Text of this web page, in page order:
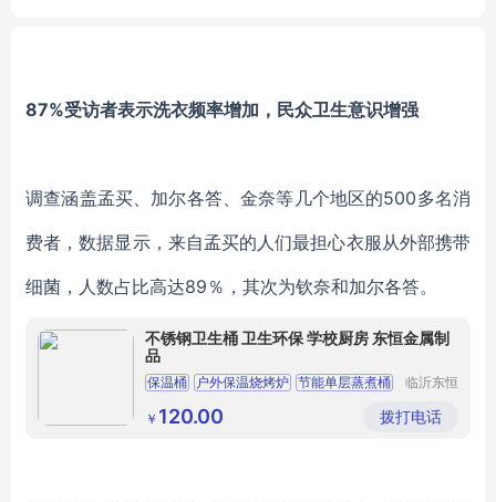
87%受访者表示洗衣频率增加，民众卫生意识增强
调查涵盖孟买、加尔各答、金奈等几个地区的500多名消
费者，数据显示， 来自孟买的人们最担心衣服从外部携带
细菌 ， 人数占比高达89％，其次为钦奈和加尔各答。
不锈钢卫生桶 卫生环保 学校厨房 东恒金属制
品
保温桶 户外保温烧烤炉 节能单层蒸煮桶
临沂东恒
有限公司
￥ 120.00 拨打电话